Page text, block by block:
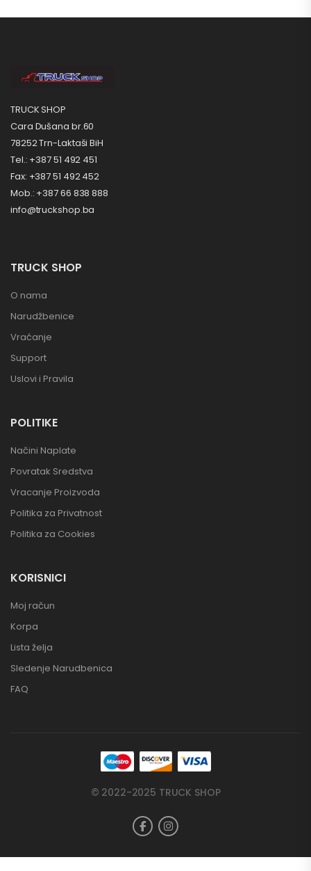
TRUCK SHOP
Cara Dušana br.60
78252 Trn-Laktaši BiH
Tel.: +387 51 492 451
Fax: +387 51 492 452
Mob.: +387 66 838 888
info@truckshop.ba
TRUCK SHOP
O nama
Narudžbenice
Vraćanje
Support
Uslovi i Pravila
POLITIKE
Načini Naplate
Povratak Sredstva
Vracanje Proizvoda
Politika za Privatnost
Politika za Cookies
KORISNICI
Moj račun
Korpa
Lista želja
Sledenje Narudbenica
FAQ
© 2022-2025 TRUCK SHOP